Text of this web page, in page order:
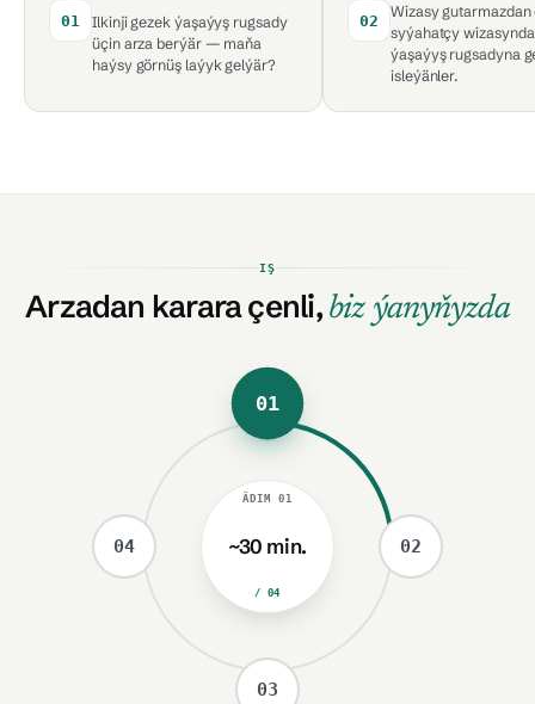
01
Ilkinji gezek ýaşaýyş rugsady
üçin arza berýär — maňa
haýsy görnüş laýyk gelýär?
02
Wizasy gutarmazdan
syýahatçy
ýaşaýyş rugsadyna
isleýänler.
IŞ
Arzadan karara çenli, biz ýanyňyzda
ÄDIM01
~30 min.
/ 04
01
02
03
04